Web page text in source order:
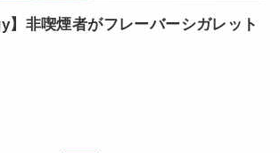
】非喫煙者がフレーバーシガレット